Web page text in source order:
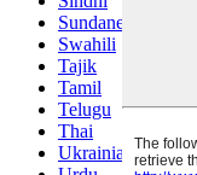
Sundanese
Swahili
Tajik
Tamil
Telugu
Thai
Ukrainian